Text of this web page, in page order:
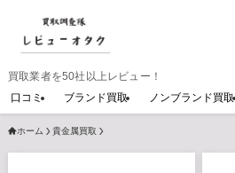
買取業者を50社以上レビュー！
口コミ
ブランド買取 ノンブランド買取
ホーム 貴金属買取